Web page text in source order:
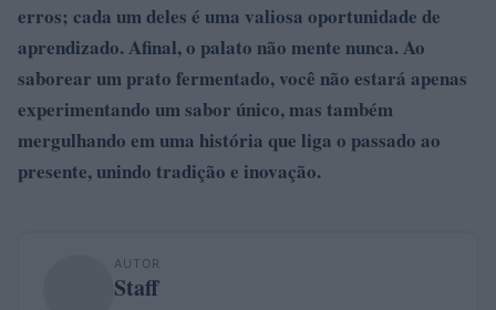
erros; cada um deles é uma valiosa oportunidade de
aprendizado. Afinal, o palato não mente nunca. Ao
saborear um prato fermentado, você não estará apenas
experimentando um sabor único, mas também
mergulhando em uma história que liga o passado ao
presente, unindo tradição e inovação.
AUTOR
Staff